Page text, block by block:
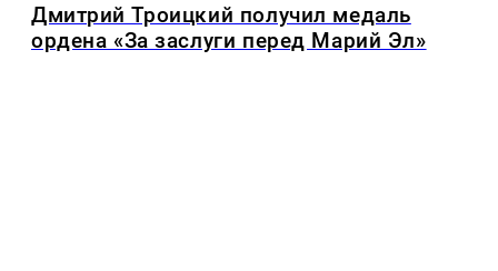
Дмитрий Троицкий получил медаль
ордена «За заслуги перед Марий Эл»